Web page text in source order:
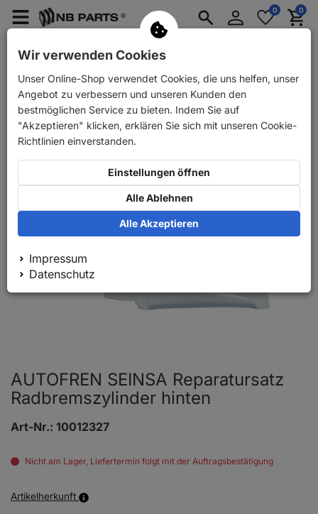
Menü
PKW Anhänger Ersatzteile
AnmeldenMerkzettel
aufklappen
0 0
Zurück PKW Ersatzteile Bremse Reparatursätze
AUTOFREN SEINSA Reparatursatz
Radbremszylinder hinten
Art-Nr.: 10012327
Nicht am Lager, Liefertermin folgt mit der Auftragsbestätigung
Artikelherkunft
Wir verwenden Cookies
Unser Online-Shop verwendet Cookies, die uns helfen, unser
Angebot zu verbessern und unseren Kunden den
bestmöglichen Service zu bieten. Indem Sie auf
"Akzeptieren" klicken, erklären Sie sich mit unseren Cookie-
Richtlinien einverstanden.
Einstellungen öffnen
Alle Ablehnen
Alle Akzeptieren
Impressum
Datenschutz